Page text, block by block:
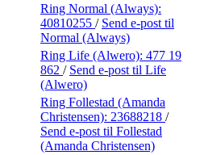
Ring Normal (Always):
40810255 / Send e-post til
Normal (Always)
Ring Life (Alwero): 477 19
862 / Send e-post til Life
(Alwero)
Ring Follestad (Amanda
Christensen): 23688218 /
Send e-post til Follestad
(Amanda Christensen)